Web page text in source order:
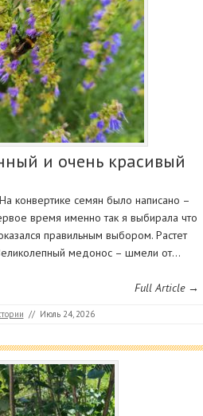
и очень красивый
конвертике семян было написано –
время именно так я выбирала что
правильным выбором. Растет
медонос – шмели от…
Full Article →
// Июль 24, 2026